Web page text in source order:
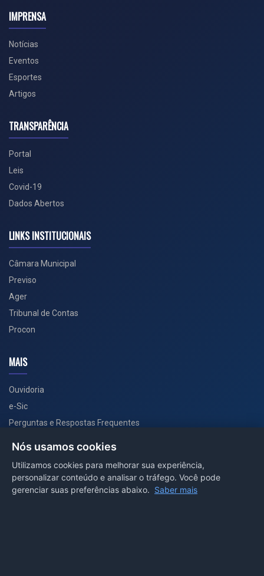
IMPRENSA
Notícias
Eventos
Esportes
Artigos
TRANSPARÊNCIA
Portal
Leis
Covid-19
Dados Abertos
LINKS INSTITUCIONAIS
Câmara Municipal
Previso
Ager
Tribunal de Contas
Procon
MAIS
Ouvidoria
e-Sic
Perguntas e Respostas Frequentes
PORTAL COVID-19
Nós usamos cookies
Utilizamos cookies para melhorar sua experiência,
personalizar conteúdo e analisar o tráfego. Você pode
gerenciar suas preferências abaixo. Saber mais